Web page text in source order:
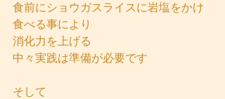
食前にショウガスライスに岩塩をかけ
食べる事により
消化力を上げる
中々実践は準備が必要です
そして